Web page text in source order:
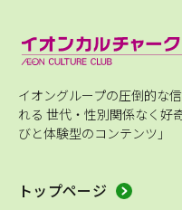
イオングループの圧倒的な
れる 世代・性別関係なく好
びと体験型のコンテンツ」
トップページ